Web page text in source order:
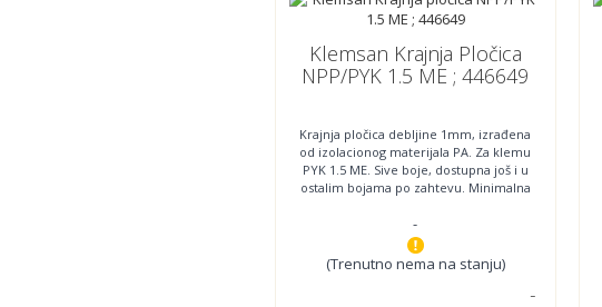
Klemsan Krajnja Pločica
NPP/PYK 1.5 ME ; 446649
Krajnja pločica debljine 1mm, izrađena
od izolacionog materijala PA. Za klemu
PYK 1.5 ME. Sive boje, dostupna još i u
ostalim bojama po zahtevu. Minimalna
-
(Trenutno nema na stanju)